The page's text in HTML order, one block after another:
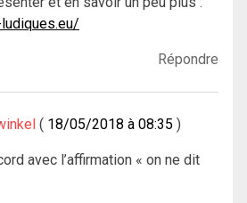
Répondre
18/05/2018 à 08:35
avec l’affirmation « on ne dit